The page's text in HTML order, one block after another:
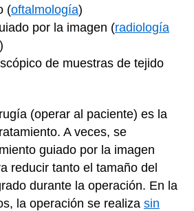
(oftalmología)
por la imagen (radiología
)
de muestras de tejido
(operar al paciente) es la
A veces, se
guiado por la imagen
reducir tanto el tamaño del
durante la operación. En la
la operación se realiza sin